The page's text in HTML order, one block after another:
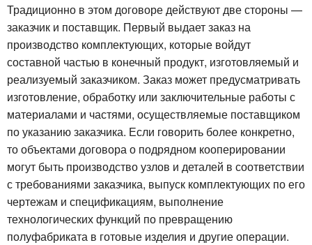
Традиционно в этом договоре действуют две стороны —
заказчик и поставщик. Первый выдает заказ на
производство комплектующих, которые войдут
составной частью в конечный продукт, изготовляемый и
реализуемый заказчиком. Заказ может предусматривать
изготовление, обработку или заключительные работы с
материалами и частями, осуществляемые поставщиком
по указанию заказчика. Если говорить более конкретно,
то объектами договора о подрядном кооперировании
могут быть производство узлов и деталей в соответствии
с требованиями заказчика, выпуск комплектующих по его
чертежам и спецификациям, выполнение
технологических функций по превращению
полуфабриката в готовые изделия и другие операции.